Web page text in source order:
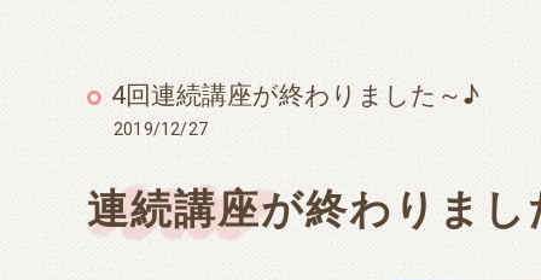
4回連続講座が終わりました～♪
2019/12/27
連続講座が終わりま